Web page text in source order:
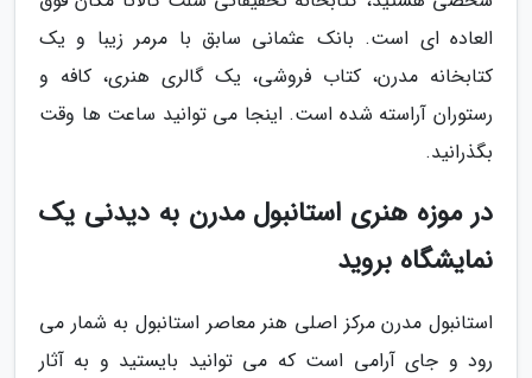
العاده ای است. بانک عثمانی سابق با مرمر زیبا و یک
کتابخانه مدرن، کتاب فروشی، یک گالری هنری، کافه و
رستوران آراسته شده است. اینجا می توانید ساعت ها وقت
بگذرانید.
در موزه هنری استانبول مدرن به دیدنی یک
نمایشگاه بروید
استانبول مدرن مرکز اصلی هنر معاصر استانبول به شمار می
رود و جای آرامی است که می توانید بایستید و به آثار